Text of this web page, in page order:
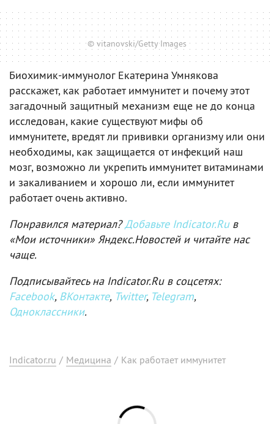
© vitanovski/Getty Images
Биохимик-иммунолог Екатерина Умнякова
расскажет, как работает иммунитет и почему этот
загадочный защитный механизм еще не до конца
исследован, какие существуют мифы об
иммунитете, вредят ли прививки организму или они
необходимы, как защищается от инфекций наш
мозг, возможно ли укрепить иммунитет витаминами
и закаливанием и хорошо ли, если иммунитет
работает очень активно.
Понравился материал?Добавьте Indicator.Ruв
«Мои источники» Яндекс.Новостей и читайте нас
чаще.
Подписывайтесь на Indicator.Ru в соцсетях:
Facebook, ВКонтакте, Twitter, Telegram,
Одноклассники.
Indicator.ru / Медицина / Как работает иммунитет